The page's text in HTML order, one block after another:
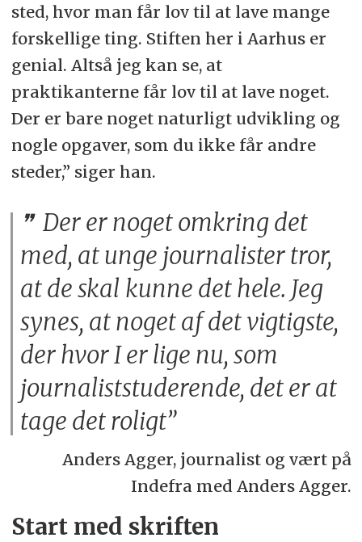
sted, hvor man får lov til at lave mange
forskellige ting. Stiften her i Aarhus er
genial. Altså jeg kan se, at
praktikanterne får lov til at lave noget.
Der er bare noget naturligt udvikling og
nogle opgaver, som du ikke får andre
steder,” siger han.
Der er noget omkring det
med, at unge journalister tror,
at de skal kunne det hele. Jeg
synes, at noget af det vigtigste,
der hvor I er lige nu, som
journaliststuderende, det er at
tage det roligt”
Anders Agger, journalist og vært på
Indefra med Anders Agger.
Start med skriften